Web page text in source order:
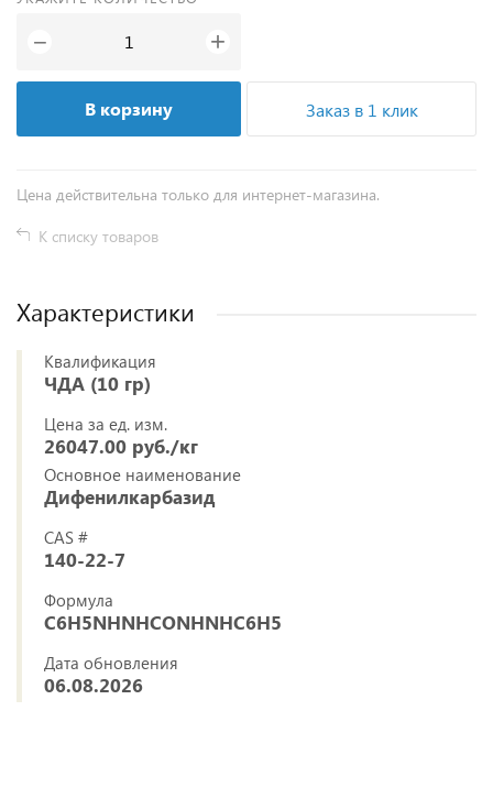
− +
В корзину Заказ в 1 клик
Цена действительна только для интернет-магазина.
К списку товаров
Характеристики
Квалификация
ЧДА (10 гр)
Цена за ед. изм.
26047.00 руб./кг
Основное наименование
Дифенилкарбазид
CAS #
140-22-7
Формула
C6H5NHNHCONHNHC6H5
Дата обновления
06.08.2026